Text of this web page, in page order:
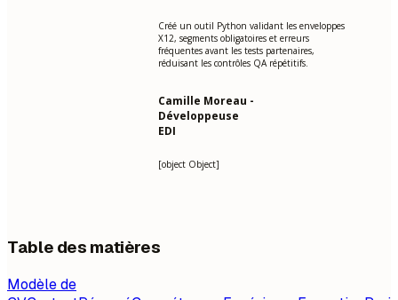
Créé un outil Python validant les enveloppes
X12, segments obligatoires et erreurs
fréquentes avant les tests partenaires,
réduisant les contrôles QA répétitifs.
Camille Moreau -
Développeuse
EDI
[object Object]
Table des matières
Modèle de